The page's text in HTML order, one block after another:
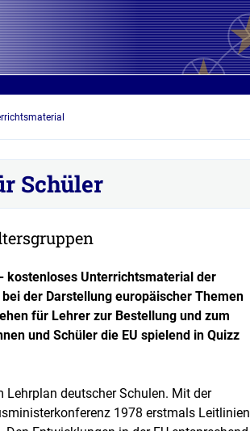
Schüler
kostenloses Unterrichtsmaterial der
der Darstellung europäischer Themen
für Lehrer zur Bestellung und zum
und Schüler die EU spielend in Quizz
Lehrplan deutscher Schulen. Mit der
1978 erstmals Leitlinien